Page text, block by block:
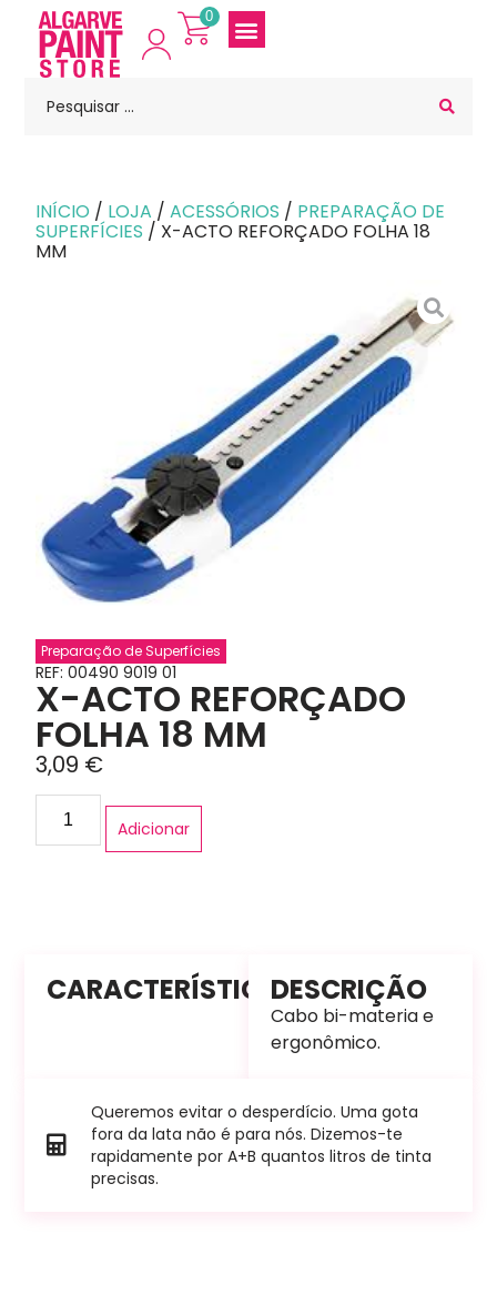
0
INÍCIO / LOJA /ACESSÓRIOS / PREPARAÇÃO DE
SUPERFÍCIES / X-ACTO REFORÇADO FOLHA 18
MM
Preparação de Superfícies
REF: 00490 9019 01
X-ACTO REFORÇADO
FOLHA 18 MM
3,09 €
Adicionar
CARACTERÍSTICASDESCRIÇÃO
Cabo bi-materia e
ergonômico.
Queremos evitar o desperdício. Uma gota
fora da lata não é para nós. Dizemos-te
rapidamente por A+B quantos litros de tinta
precisas.